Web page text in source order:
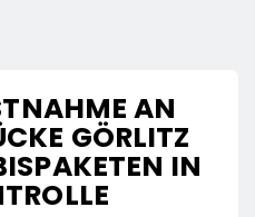
AN
GÖRLITZ
IN